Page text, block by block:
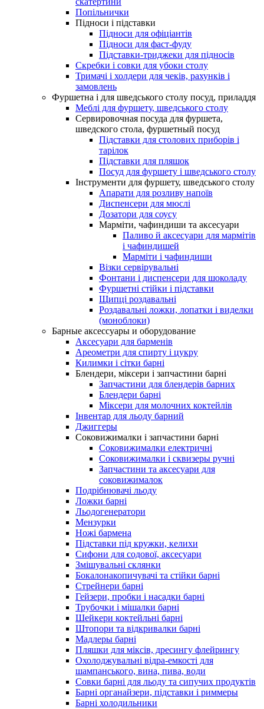
Попільнички
Підноси і підставки
Підноси для офіціантів
Підноси для фаст-фуду
Підставки-триджеки для підносів
Скребки і совки для убоки столу
Тримачі і холдери для чеків, рахунків і
замовлень
Фуршетна і для шведського столу посуд, приладдя
Меблі для фуршету, шведського столу
Сервировочная посуда для фуршета,
шведского стола, фуршетный посуд
Підставки для столових приборів і
тарілок
Підставки для пляшок
Посуд для фуршету і шведського столу
Інструменти для фуршету, шведського столу
Апарати для розливу напоїв
Диспенсери для мюслі
Дозатори для соусу
Марміти, чафиндиши та аксесуари
Паливо й аксесуари для мармітів
і чафиндишей
Марміти і чафиндиши
Візки сервірувальні
Фонтани і диспенсери для шоколаду
Фуршетні стійки і підставки
Щипці роздавальні
Роздавальні ложки, лопатки і виделки
(моноблоки)
Барные аксессуары и оборудование
Аксесуари для барменів
Ареометри для спирту і цукру
Килимки і сітки барні
Блендери, міксери і запчастини барні
Запчастини для блендерів барних
Блендери барні
Міксери для молочних коктейлів
Інвентар для льоду барний
Джиггеры
Соковижималки і запчастини барні
Соковижималки електричні
Соковижималки і сквизеры ручні
Запчастини та аксесуари для
соковижималок
Подрібнювачі льоду
Ложки барні
Льодогенератори
Мензурки
Ножі бармена
Підставки під кружки, келихи
Сифони для содової, аксесуари
Змішувальні склянки
Бокалонакопичувачі та стійки барні
Стрейнери барні
Гейзери, пробки і насадки барні
Трубочки і мішалки барні
Шейкери коктейльні барні
Штопори та відкривалки барні
Мадлеры барні
Пляшки для міксів, дресингу флейрингу
Охолоджувальні відра-емкості для
шампанського, вина, пива, води
Совки барні для льоду та сипучих продуктів
Барні органайзери, підставки і риммеры
Барні холодильники